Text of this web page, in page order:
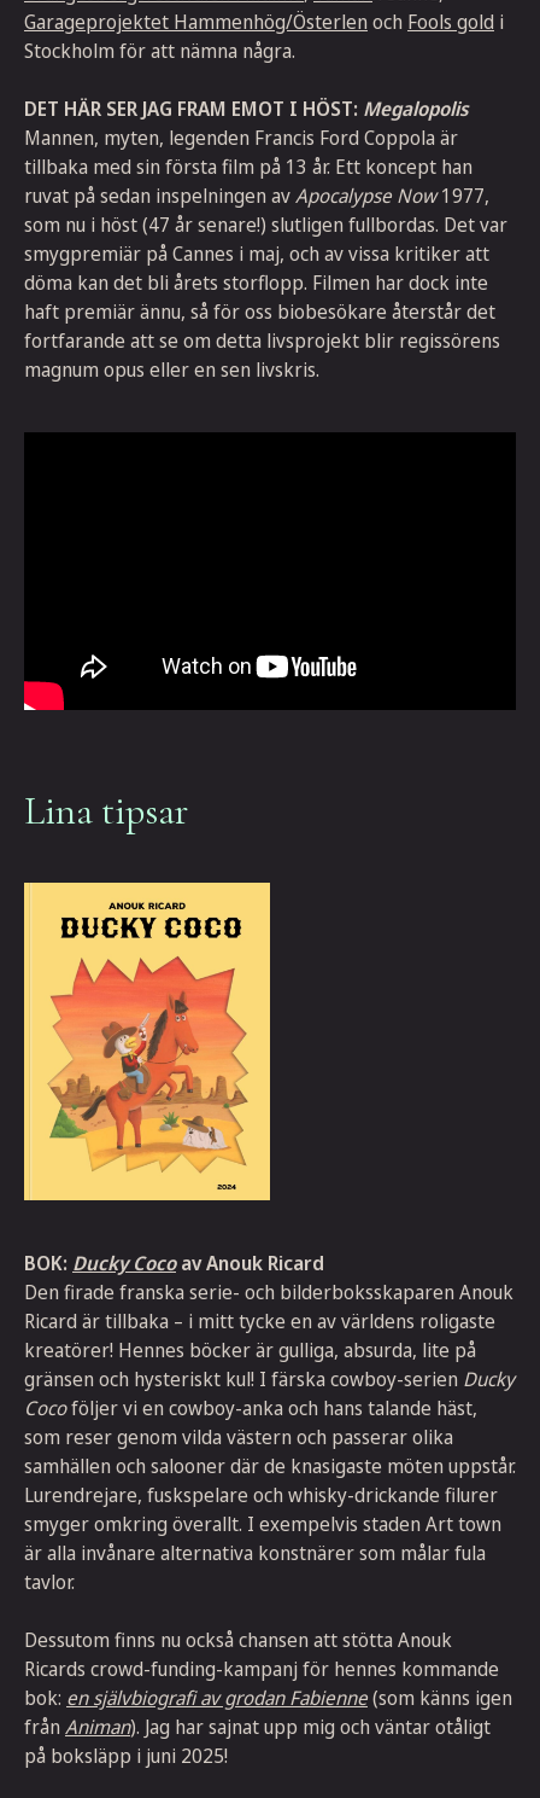
Garageprojektet Hammenhög/Österlen och Fools gold i
Stockholm för att nämna några.
DET HÄR SER JAG FRAM EMOT I HÖST: Megalopolis
Mannen, myten, legenden Francis Ford Coppola är
tillbaka med sin första film på 13 år. Ett koncept han
ruvat på sedan inspelningen avApocalypse Now1977,
som nu i höst (47 år senare!) slutligen fullbordas. Det var
smygpremiär på Cannes i maj, och av vissa kritiker att
döma kan det bli årets storflopp. Filmen har dock inte
haft premiär ännu, så för oss biobesökare återstår det
fortfarande att se om detta livsprojekt blir regissörens
magnum opus eller en sen livskris.
Lina tipsar
BOK: Ducky Cocoav Anouk Ricard
Den firade franska serie- och bilderboksskaparen Anouk
Ricard är tillbaka – i mitt tycke en av världens roligaste
kreatörer! Hennes böcker är gulliga, absurda, lite på
gränsen och hysteriskt kul! I färska cowboy-serien Ducky
Cocoföljer vi en cowboy-anka och hans talande häst,
som reser genom vilda västern och passerar olika
samhällen och salooner där de knasigaste möten uppstår.
Lurendrejare, fuskspelare och whisky-drickande filurer
smyger omkring överallt. I exempelvis staden Art town
är alla invånare alternativa konstnärer som målar fula
tavlor.
Dessutom finns nu också chansen att stötta Anouk
Ricards crowd-funding-kampanj för hennes kommande
bok: en självbiografi av grodan Fabienne(som känns igen
från Animan). Jag har sajnat upp mig och väntar otåligt
på boksläpp i juni 2025!